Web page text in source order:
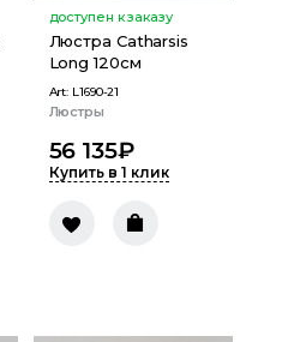
доступен к заказу
Люстра Catharsis
Long 120см
Art: L1690-21
Люстры
56 135₽
Купить в 1 клик